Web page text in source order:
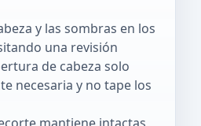
y las sombras en los
una revisión
de cabeza solo
necesaria y no tape los